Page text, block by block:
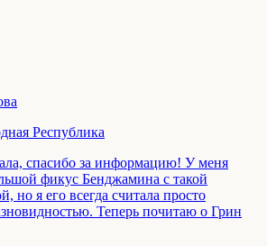
Республика
спасибо за информацию! У меня
фикус Бенджамина с такой
но я его всегда считала просто
Теперь почитаю о Грин